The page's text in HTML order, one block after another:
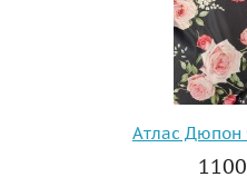
Атлас Дюпон